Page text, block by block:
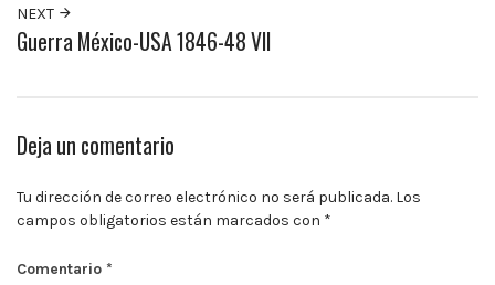
NEXT
Guerra México-USA 1846-48 VII
Deja un comentario
Tu dirección de correo electrónico no será publicada. Los
campos obligatorios están marcados con *
Comentario *